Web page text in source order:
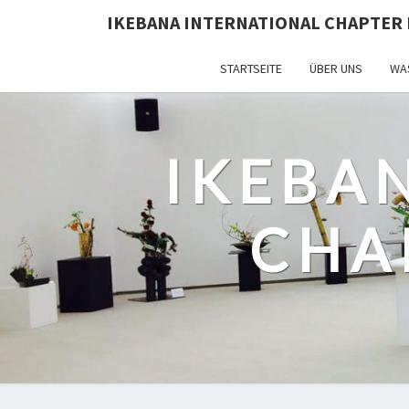
IKEBANA INTERNATIONAL
STARTSEITE ÜBER UNS